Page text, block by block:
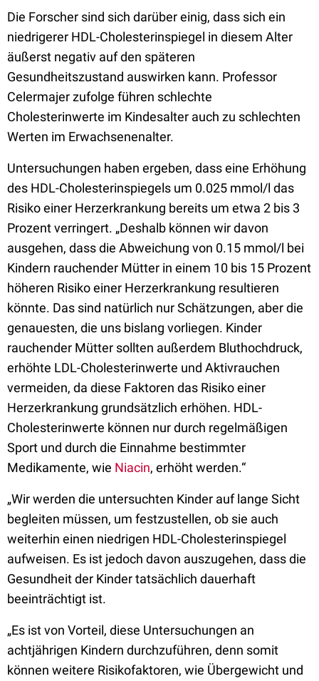
Die Forscher sind sich darüber einig, dass sich ein
niedrigerer HDL-Cholesterinspiegel in diesem Alter
äußerst negativ auf den späteren
Gesundheitszustand auswirken kann. Professor
Celermajer zufolge führen schlechte
Cholesterinwerte im Kindesalter auch zu schlechten
Werten im Erwachsenenalter.
Untersuchungen haben ergeben, dass eine Erhöhung
des HDL-Cholesterinspiegels um 0.025 mmol/l das
Risiko einer Herzerkrankung bereits um etwa 2 bis 3
Prozent verringert. „Deshalb können wir davon
ausgehen, dass die Abweichung von 0.15 mmol/l bei
Kindern rauchender Mütter in einem 10 bis 15 Prozent
höheren Risiko einer Herzerkrankung resultieren
könnte. Das sind natürlich nur Schätzungen, aber die
genauesten, die uns bislang vorliegen. Kinder
rauchender Mütter sollten außerdem Bluthochdruck,
erhöhte LDL-Cholesterinwerte und Aktivrauchen
vermeiden, da diese Faktoren das Risiko einer
Herzerkrankung grundsätzlich erhöhen. HDL-
Cholesterinwerte können nur durch regelmäßigen
Sport und durch die Einnahme bestimmter
Medikamente, wie Niacin, erhöht werden.“
„Wir werden die untersuchten Kinder auf lange Sicht
begleiten müssen, um festzustellen, ob sie auch
weiterhin einen niedrigen HDL-Cholesterinspiegel
aufweisen. Es ist jedoch davon auszugehen, dass die
Gesundheit der Kinder tatsächlich dauerhaft
beeinträchtigt ist.
„Es ist von Vorteil, diese Untersuchungen an
achtjährigen Kindern durchzuführen, denn somit
können weitere Risikofaktoren, wie Übergewicht und